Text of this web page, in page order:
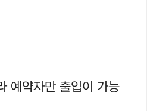
예약자만 출입이 가능